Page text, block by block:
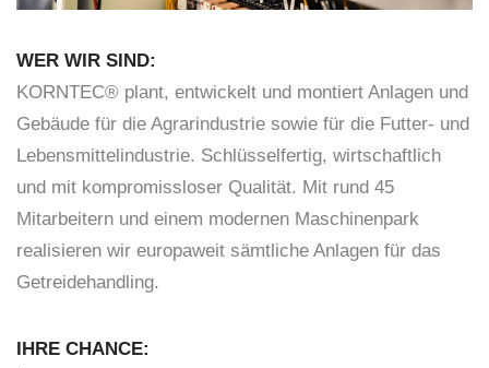
WER WIR SIND:
KORNTEC® plant, entwickelt und montiert Anlagen und
Gebäude für die Agrarindustrie sowie für die Futter- und
Lebensmittelindustrie. Schlüsselfertig, wirtschaftlich
und mit kompromissloser Qualität. Mit rund 45
Mitarbeitern und einem modernen Maschinenpark
realisieren wir europaweit sämtliche Anlagen für das
Getreidehandling.
IHRE CHANCE: